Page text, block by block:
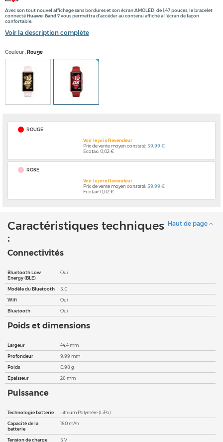
Avec son tout nouvel affichage sans bordures et son écran AMOLED de 1,47 pouces, le bracelet
connectéHuawei Band 7vous permettra d'accéder au contenu affiché à l’écran de façon
confortable.
Voir la description complète
Couleur Rouge
ROUGE
Voir le prix Revendeur
Prix de vente moyen constaté: 59,99 €
Ecotax: 0,02 €
ROSE
Voir le prix Revendeur
Prix de vente moyen constaté: 59,99 €
Ecotax: 0,02 €
Haut de page
Caractéristiques techniques
:
Connectivités
Bluetooth Low
Energy (BLE)
Oui
Modèle du Bluetooth
5.0
Wifi
Oui
Bluetooth
Oui
Poids et dimensions
Largeur
44,4 mm
Profondeur
9,99 mm
Poids
0.98 g
Épaisseur
26 mm
Puissance
Technologie batterie
Lithium Polymère (LiPo)
Capacité de la
batterie
180 mAh
Tension de charge
5 V